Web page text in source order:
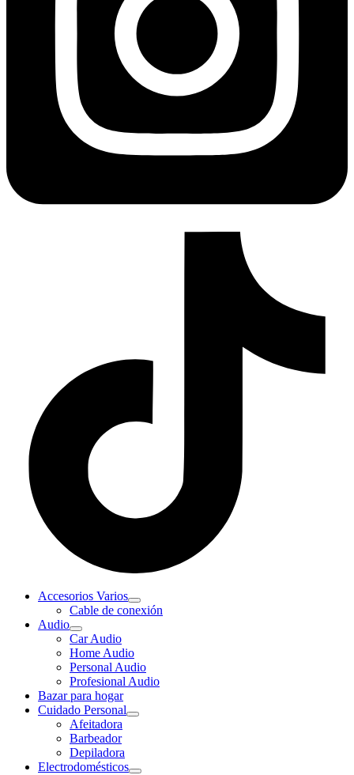
Accesorios Varios
Cable de conexión
Audio
Car Audio
Home Audio
Personal Audio
Profesional Audio
Bazar para hogar
Cuidado Personal
Afeitadora
Barbeador
Depiladora
Electrodomésticos